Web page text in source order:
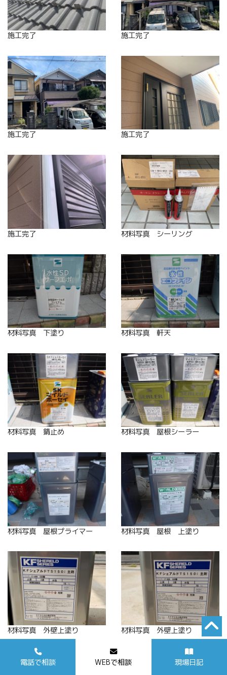
施工完了 施工完了
施工完了 施工完了
施工完了 材料写真 シーリング
材料写真 下塗り 材料写真 軒天
材料写真 錆止め 材料写真 屋根シーラー
材料写真 屋根プライマー 材料写真 屋根 上塗り
材料写真 外壁上塗り 材料写真 外壁上塗り
電話で相談 WEBで相談 現場日記